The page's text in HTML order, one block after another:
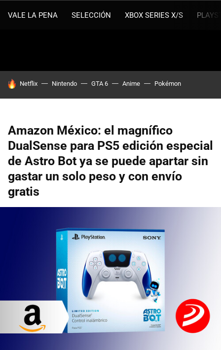
VALE LA PENA SELECCIÓN XBOX SERIES X/S
HOY SE HABLA DE
Netflix Nintendo GTA 6 Anime Pokémon
Amazon México: el magnífico
DualSense para PS5 edición especial
de Astro Bot ya se puede apartar sin
gastar un solo peso y con envío
gratis